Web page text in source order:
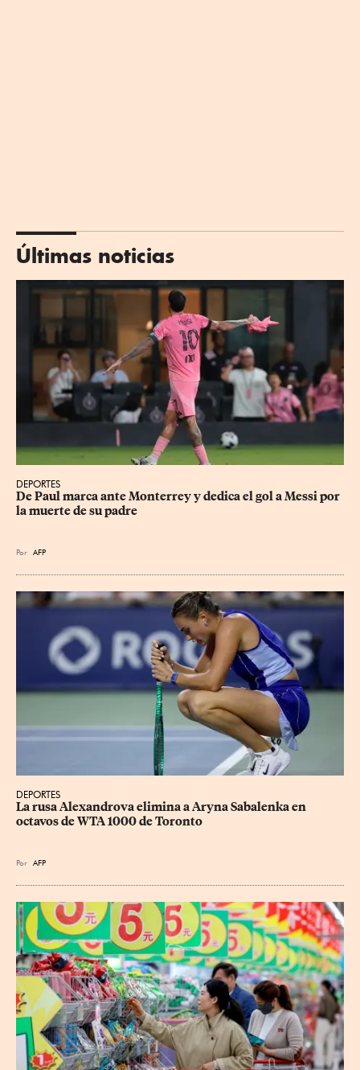
Últimas noticias
DEPORTES
De Paul marca ante Monterrey y dedica el gol a Messi por
la muerte de su padre
Por AFP
DEPORTES
La rusa Alexandrova elimina a Aryna Sabalenka en
octavos de WTA 1000 de Toronto
Por AFP